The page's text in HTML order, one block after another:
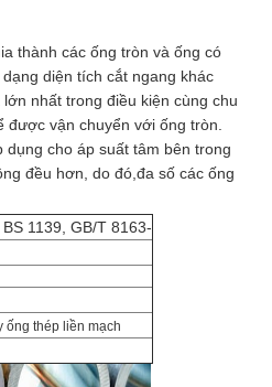
thành các ống tròn và ống có
diện tích cắt ngang khác
nhất trong điều kiện cùng chu
được vận chuyển với ống tròn.
cho áp suất tâm bên trong
đều hơn, do đó,đa số các ống
1139, GB/T 8163-
ống thép liền mạch